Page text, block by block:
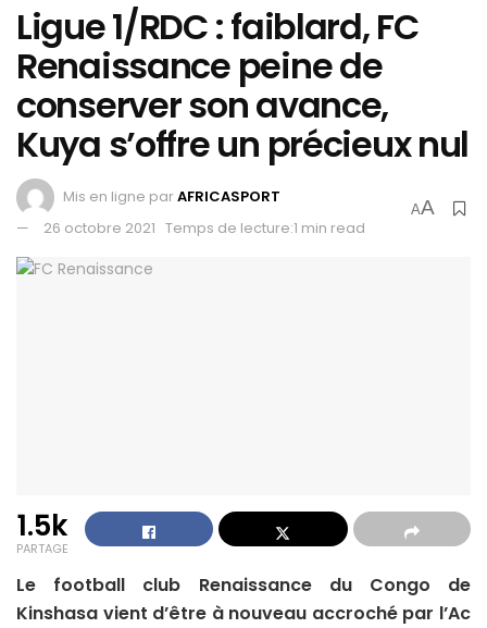
Ligue 1/RDC : faiblard, FC
Renaissance peine de
conserver son avance,
Kuya s’offre un précieux nul
Mis en ligne parAFRICASPORT
26 octobre 2021 Temps de lecture:1 min read
AA
1.5k
PARTAGE
Le football club Renaissance du Congo de
Kinshasa vient d’être à nouveau accroché par l’Ac